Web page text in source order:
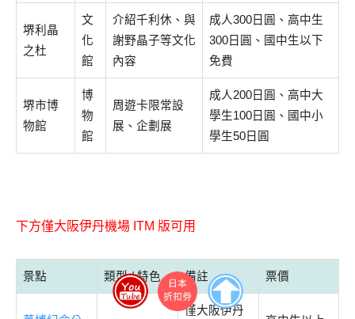
堺利晶
之杜
文
化
館
介紹千利休、與
謝野晶子等文化
內容
成人300日圓、高中生
300日圓、國中生以下
免費
堺市博
物館
博
物
館
周遊卡限常設
展、企劃展
成人200日圓、高中大
學生100日圓、國中小
學生50日圓
下方僅大阪伊丹機場 ITM 版可用
景點 類型 / 特色 備註 票價
僅大阪伊丹